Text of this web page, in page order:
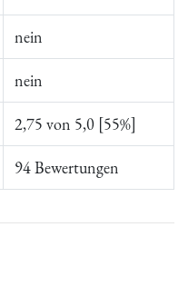
nein
nein
2,75 von 5,0 [55%]
94 Bewertungen